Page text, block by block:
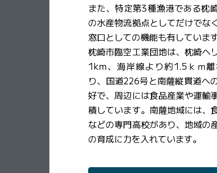
また、特定第3種漁港である枕
の水産物流拠点としてだけでな
窓口としての機能も有していま
枕崎市臨空工業団地は、枕崎ヘ
1km、海岸線より約1.5ｋｍ
り、国道226号と南薩縦貫道へ
好で、周辺には食品産業や運輸
積しています。南薩地域には、
などの専門高校があり、地域の
の育成に力を入れています。